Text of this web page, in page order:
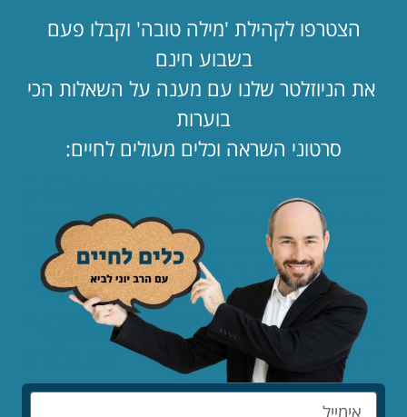
שתפו
מאמרים אחרונים
הילדים לפני הכול – סיפורו המופלא של יאנוש
קורצ'אק
לקריאת המאמר »
הצטרפו לקהילת 'מילה טובה' וקבלו פעם
בשבוע חינם
את הניוזלטר שלנו עם מענה על השאלות הכי
בוערות
סרטוני השראה וכלים מעולים לחיים: